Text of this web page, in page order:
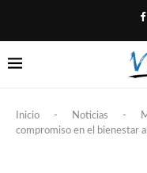
Inicio - Noticias -
compromiso en el bienestar